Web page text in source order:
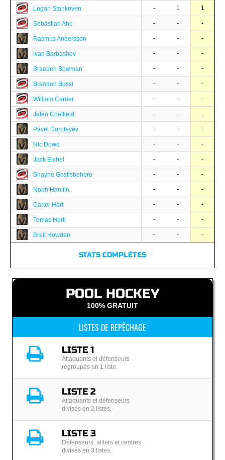
Logan Stankoven - 1 1
Sebastian Aho - - -
Rasmus Andersson - - -
Ivan Barbashev - - -
Braeden Bowman - - -
Brandon Bussi - - -
William Carrier - - -
Jalen Chatfield - - -
Pavel Dorofeyev - - -
Nic Dowd - - -
Jack Eichel - - -
Shayne Gostisbehere - - -
Noah Hanifin - - -
Carter Hart - - -
Tomas Hertl - - -
Brett Howden - - -
STATS COMPLÈTES
POOL HOCKEY
100% GRATUIT
LISTES DE REPÊCHAGE
LISTE 1
Attaquants et défenseurs
regroupés en 1 liste.
LISTE 2
Attaquants et défenseurs
divisés en 2 listes.
LISTE 3
Défenseurs, ailiers et centres
divisés en 3 listes.